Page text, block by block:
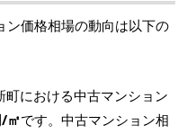
ン価格相場の動向は以下の
町における中古マンション
㎡です。中古マンション相